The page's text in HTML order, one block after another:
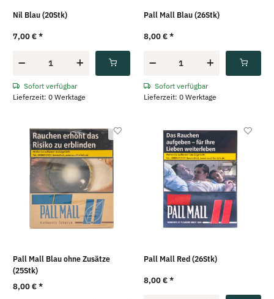
Nil Blau (20Stk)
7,00 €*
Sofort verfügbar
Lieferzeit: 0 Werktage
Pall Mall Blau (26Stk)
8,00 €*
Sofort verfügbar
Lieferzeit: 0 Werktage
Pall Mall Blau ohne Zusätze
(25Stk)
8,00 €*
Pall Mall Red (26Stk)
8,00 €*